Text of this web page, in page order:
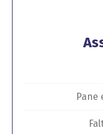
Pane